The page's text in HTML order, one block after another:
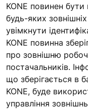
KONE повинен бути
будь-яких
увімкнути
KONE повинна
про зовнішню
постачальників.
що зберігається в
KONE, буде
управління